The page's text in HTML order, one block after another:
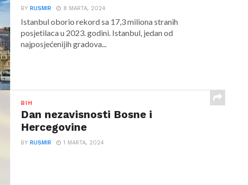
BYRUSMIR 8 MARTA, 2024
Istanbul oborio rekord sa 17,3 miliona stranih
posjetilaca u 2023. godini. Istanbul, jedan od
najposjećenijih gradova...
BIH
Dan nezavisnosti Bosne i
Hercegovine
BYRUSMIR 1 MARTA, 2024